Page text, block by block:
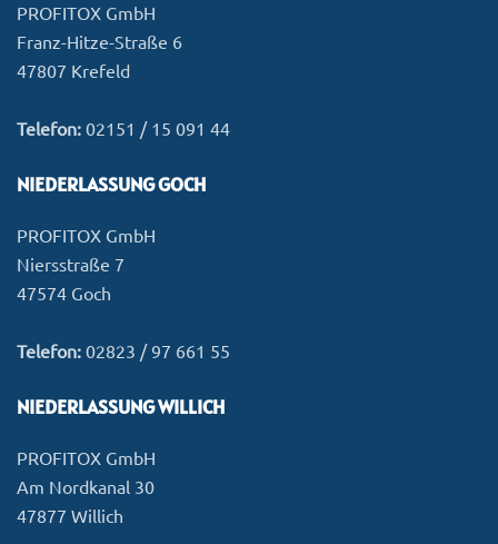
PROFITOX GmbH
Franz-Hitze-Straße 6
47807 Krefeld
Telefon: 02151 / 15 091 44
NIEDERLASSUNG GOCH
PROFITOX GmbH
Niersstraße 7
47574 Goch
Telefon: 02823 / 97 661 55
NIEDERLASSUNG WILLICH
PROFITOX GmbH
Am Nordkanal 30
47877 Willich